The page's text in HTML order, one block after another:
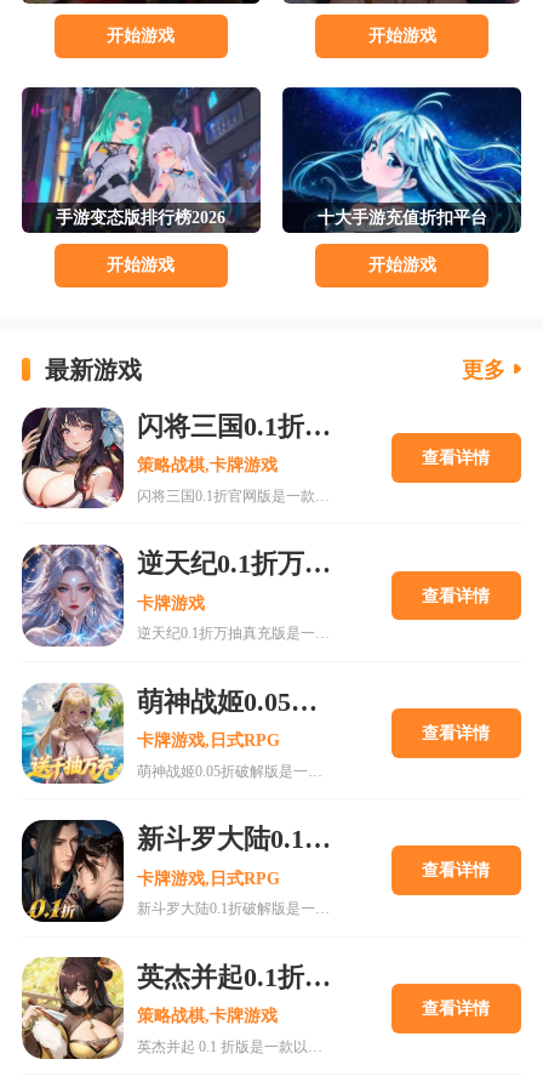
开始游戏 开始游戏
手游变态版排行榜2026
开始游戏
十大手游充值折扣平台
开始游戏
最新游戏 更多
闪将三国0.1折官网版
策略战棋,卡牌游戏 查看详情
逆天纪0.1折万抽真充版手游
卡牌游戏
逆天纪0.1折万抽真充版是一款国风水墨风格的放置修仙手游，主打极致福利，上线送10000抽奖券和首充送最强英雄。游戏以凡人逆袭至仙帝为主线，融合挂机养成、跨服对战、论剑台PK等玩法，画面采用动态水墨引擎，特效震撼。玩家可通过签到领取真充卡，合理分配资源提升战力，参与限时活动获取稀有道具。游戏无广告，操作简单，适合休闲玩家体验从凡人到仙帝的修仙传奇。
查看详情
萌神战姬0.05折破解版
卡牌游戏,日式RPG 查看详情
新斗罗大陆0.1折破解版
卡牌游戏,日式RPG
新斗罗大陆0.1折破解版是一款基于热门动漫IP改编的卡牌回合制手游，主打超值福利和低门槛体验。玩家可享受0.1折充值、无限钻石资源，轻松获取顶级魂师。游戏还原原著剧情，角色丰富，玩法多样，包括魂师收集、魂环搭配、副本挑战等。适合喜欢斗罗系列及卡牌养成的玩家，开局即送VIP特权，福利满满，策略性强，满足不同玩家需求。
查看详情
英杰并起0.1折版手游
策略战棋,卡牌游戏 查看详情